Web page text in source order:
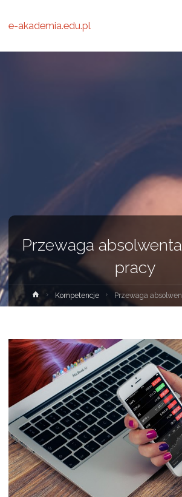
e-akademia.edu.pl
Przewaga
pracy
Strona
główna
Kompetencje Przewaga